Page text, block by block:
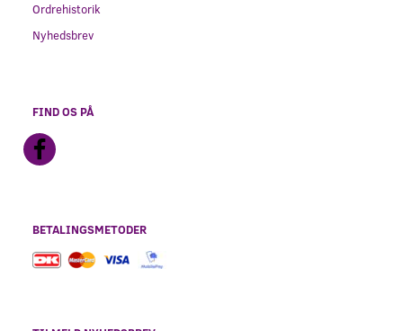
Ordrehistorik
Nyhedsbrev
FIND OS PÅ
BETALINGSMETODER